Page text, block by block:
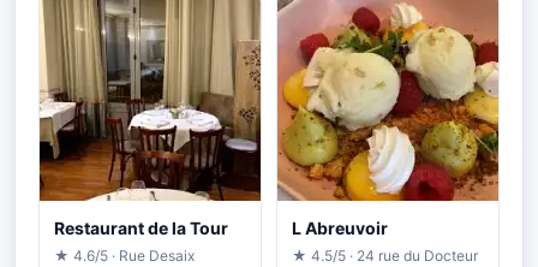
Restaurant de la Tour
★ 4.6/5 · Rue Desaix
L Abreuvoir
★ 4.5/5 · 24 rue du Docteur